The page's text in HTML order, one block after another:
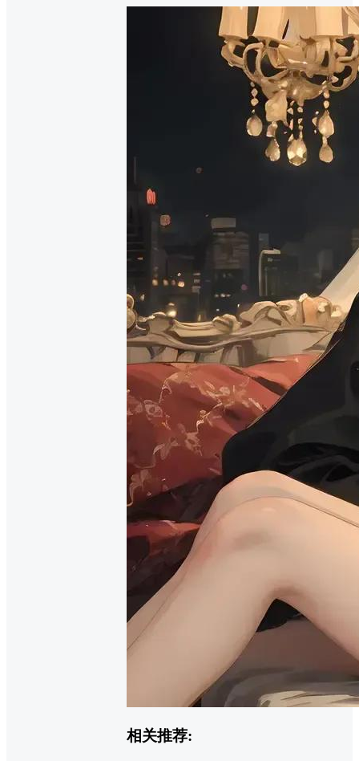
相关推荐: